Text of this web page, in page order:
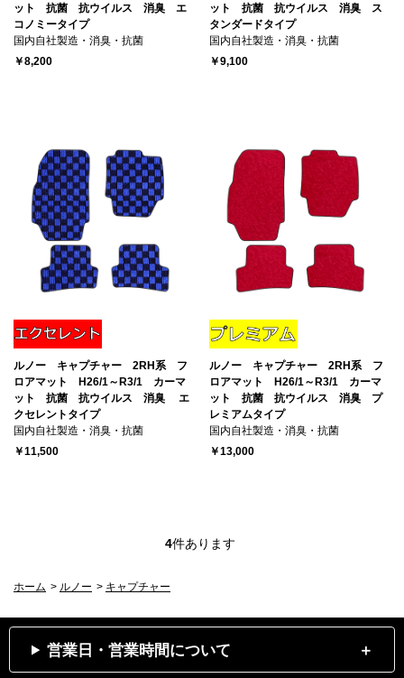
ット 抗菌 抗ウイルス 消臭 エ
コノミータイプ
国内自社製造・消臭・抗菌
￥8,200
ット 抗菌 抗ウイルス 消臭 ス
タンダードタイプ
国内自社製造・消臭・抗菌
￥9,100
ルノー キャプチャー 2RH系 フ
ロアマット H26/1～R3/1 カーマ
ット 抗菌 抗ウイルス 消臭 エ
クセレントタイプ
国内自社製造・消臭・抗菌
￥11,500
ルノー キャプチャー 2RH系 フ
ロアマット H26/1～R3/1 カーマ
ット 抗菌 抗ウイルス 消臭 プ
レミアムタイプ
国内自社製造・消臭・抗菌
￥13,000
4件あります
ホーム > ルノー > キャプチャー
営業日・営業時間について